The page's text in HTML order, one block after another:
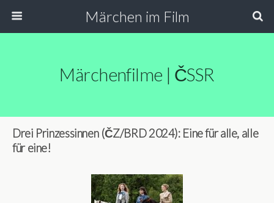
Märchen im Film
Märchenfilme | ČSSR
Drei Prinzessinnen (ČZ/BRD 2024): Eine für alle, alle
für eine!